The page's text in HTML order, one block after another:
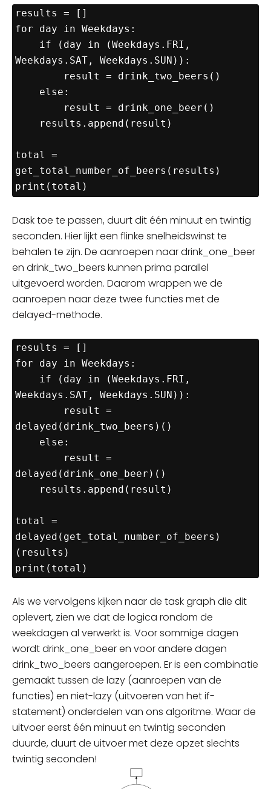
results = []
for day in Weekdays:
Weekdays.SAT, Weekdays.SUN)):
total =
get_total_number_of_beers(results)
Dask toe te passen, duurt dit één minuut en twintig
seconden. Hier lijkt een flinke snelheidswinst te
behalen te zijn. De aanroepen naar drink_one_beer
en drink_two_beers kunnen prima parallel
uitgevoerd worden. Daarom wrappen we de
aanroepen naar deze twee functies met de
delayed-methode.
results = []
for day in Weekdays:
Weekdays.SAT, Weekdays.SUN)):
delayed(drink_two_beers)()
delayed(drink_one_beer)()
total =
delayed(get_total_number_of_beers)
(results)
Als we vervolgens kijken naar de task graph die dit
oplevert, zien we dat de logica rondom de
weekdagen al verwerkt is. Voor sommige dagen
wordt drink_one_beer en voor andere dagen
drink_two_beers aangeroepen. Er is een combinatie
gemaakt tussen de lazy (aanroepen van de
functies) en niet-lazy (uitvoeren van het if-
statement) onderdelen van ons algoritme. Waar de
uitvoer eerst één minuut en twintig seconden
duurde, duurt de uitvoer met deze opzet slechts
twintig seconden!